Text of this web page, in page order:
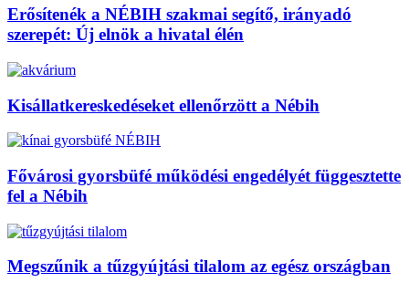
Erősítenék a NÉBIH szakmai segítő, irányadó
szerepét: Új elnök a hivatal élén
Kisállatkereskedéseket ellenőrzött a Nébih
Fővárosi gyorsbüfé működési engedélyét függesztette
fel a Nébih
Megszűnik a tűzgyújtási tilalom az egész országban